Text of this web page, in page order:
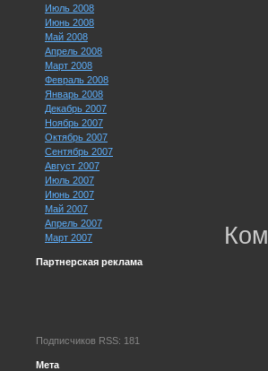
Июль 2008
Июнь 2008
Май 2008
Апрель 2008
Март 2008
Февраль 2008
Январь 2008
Декабрь 2007
Ноябрь 2007
Октябрь 2007
Сентябрь 2007
Август 2007
Июль 2007
Июнь 2007
Май 2007
Апрель 2007
Март 2007
Партнерская реклама
Подписчиков RSS: 181
Мета